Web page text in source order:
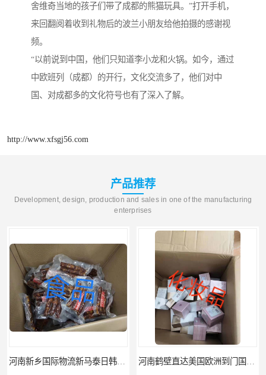
舍维奇当地的孩子们带了成都的熊猫玩具。”打开手机，
来回翻阅着收到礼物后的波兰小朋友给他拍摄的感谢视
频。
“以前说到中国，他们只知道李小龙和火锅。如今，通过
中欧班列（成都）的开行，文化交流多了，他们对中
国、对成都多的文化符号也有了深入了解。
http://www.xfsgj56.com
产品推荐
Development, design, production and sales in one of the manufacturing
enterprises
河南新乡国际物流新马泰日韩菲律宾老挝缅甸印尼柬埔寨双清包税 河南鹤壁直达美国欧洲到门国际快递药品口罩洗手液消毒水防护衣